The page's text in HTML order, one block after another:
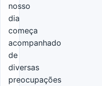
nosso
dia
começa
acompanhado
de
diversas
preocupações